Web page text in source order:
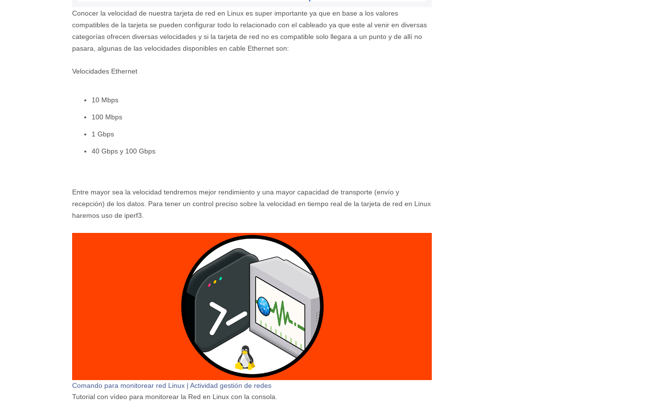
Conocer la velocidad de nuestra tarjeta de red en Linux es super importante ya que en base a los valores
compatibles de la tarjeta se pueden configurar todo lo relacionado con el cableado ya que este al venir en diversas
categorías ofrecen diversas velocidades y si la tarjeta de red no es compatible solo llegara a un punto y de allí no
pasara, algunas de las velocidades disponibles en cable Ethernet son:
Velocidades Ethernet
10 Mbps
100 Mbps
1 Gbps
40 Gbps y 100 Gbps
Entre mayor sea la velocidad tendremos mejor rendimiento y una mayor capacidad de transporte (envío y
recepción) de los datos. Para tener un control preciso sobre la velocidad en tiempo real de la tarjeta de red en Linux
haremos uso de iperf3.
Comando para monitorear red Linux | Actividad gestión de redes
Tutorial con vídeo para monitorear la Red en Linux con la consola.